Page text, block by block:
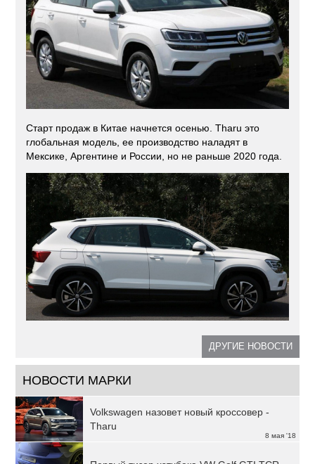
Старт продаж в Китае начнется осенью. Tharu это
глобальная модель, ее производство наладят в
Мексике, Аргентине и России, но не раньше 2020 года.
ДРУГИЕ НОВОСТИ
НОВОСТИ МАРКИ
8 мая '18
Volkswagen назовет новый кроссовер -
Tharu